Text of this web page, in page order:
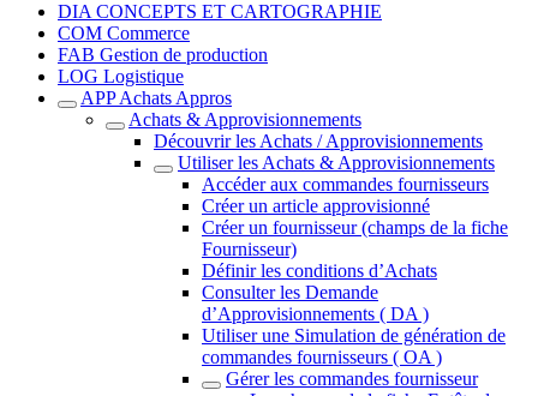
DIA CONCEPTS ET CARTOGRAPHIE
COM Commerce
FAB Gestion de production
LOG Logistique
APP Achats Appros
Achats & Approvisionnements
Découvrir les Achats / Approvisionnements
Utiliser les Achats & Approvisionnements
Accéder aux commandes fournisseurs
Créer un article approvisionné
Créer un fournisseur (champs de la fiche
Fournisseur)
Définir les conditions d’Achats
Consulter les Demande
d’Approvisionnements ( DA )
Utiliser une Simulation de génération de
commandes fournisseurs ( OA )
Gérer les commandes fournisseur